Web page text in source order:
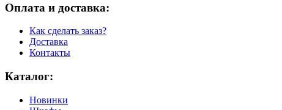
Оплата и доставка:
Как сделать заказ?
Доставка
Контакты
Каталог:
Новинки